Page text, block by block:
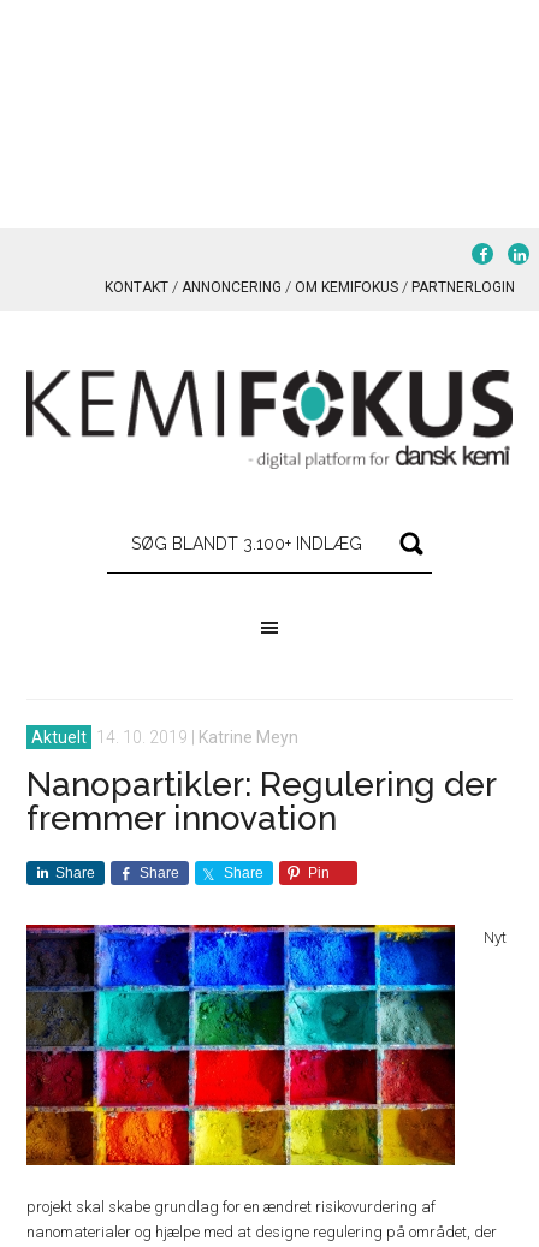
KONTAKT ANNONCERING OM KEMIFOKUS PARTNERLOGIN
Aktuelt 14. 10. 2019 Katrine Meyn
Nanopartikler: Regulering der
fremmer innovation
Share Share Share Pin
Nyt
projekt skal skabe grundlag for en ændret risikovurdering af
nanomaterialer og hjælpe med at designe regulering på området, der